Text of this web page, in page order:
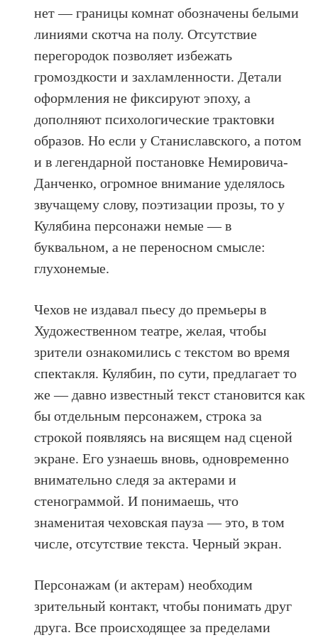
нет — границы комнат обозначены белыми
линиями скотча на полу. Отсутствие
перегородок позволяет избежать
громоздкости и захламленности. Детали
оформления не фиксируют эпоху, а
дополняют психологические трактовки
образов. Но если у Станиславского, а потом
и в легендарной постановке Немировича-
Данченко, огромное внимание уделялось
звучащему слову, поэтизации прозы, то у
Кулябина персонажи немые — в
буквальном, а не переносном смысле:
глухонемые.
Чехов не издавал пьесу до премьеры в
Художественном театре, желая, чтобы
зрители ознакомились с текстом во время
спектакля. Кулябин, по сути, предлагает то
же — давно известный текст становится как
бы отдельным персонажем, строка за
строкой появляясь на висящем над сценой
экране. Его узнаешь вновь, одновременно
внимательно следя за актерами и
стенограммой. И понимаешь, что
знаменитая чеховская пауза — это, в том
числе, отсутствие текста. Черный экран.
Персонажам (и актерам) необходим
зрительный контакт, чтобы понимать друг
друга. Все происходящее за пределами